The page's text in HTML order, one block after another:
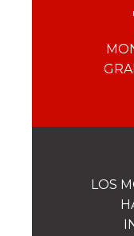
¡Una de nuestras
LOS